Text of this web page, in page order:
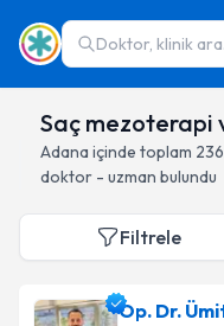
Doktor, klinik
Saç mezoterapi
Adana içinde toplam 236
doktor - uzman bulundu
Filtrele
Op. Dr.